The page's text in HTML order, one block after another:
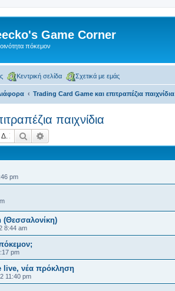
Game Corner
πόκεμον
Κεντρική σελίδα Σχετικά με εμάς
Trading Card Game και επιτραπέζια παιχνίδια
παιχνίδια
Αναζήτηση
pm
8:44 am
pm
live, νέα πρόκληση
11:40 pm